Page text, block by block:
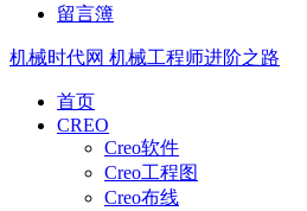
留言簿
机械时代网 机械工程师进阶之路
首页
CREO
Creo软件
Creo工程图
Creo布线